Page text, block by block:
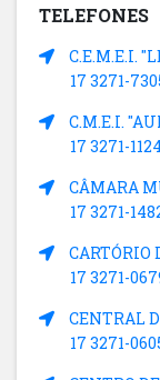
TELEFONES
C.E.M.E.I.
17 3271-
C.M.E.I.
17 3271-1124
CÂMARA
17 3271-
CARTÓRIO
17 3271-
CENTRAL
17 3271-